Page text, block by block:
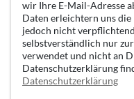
wir Ihre E-Mail-Adresse
Daten erleichtern uns
jedoch nicht
selbstverständlich nur
verwendet und nicht an
Datenschutzerklärung
Datenschutzerklärung